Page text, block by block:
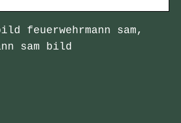
feuerwehrmann sam,
sam bild